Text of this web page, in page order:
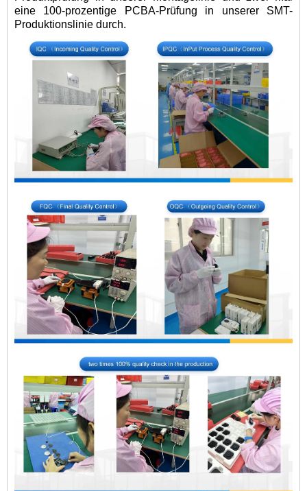
eine 100-prozentige PCBA-Prüfung in unserer SMT-
Produktionslinie durch.